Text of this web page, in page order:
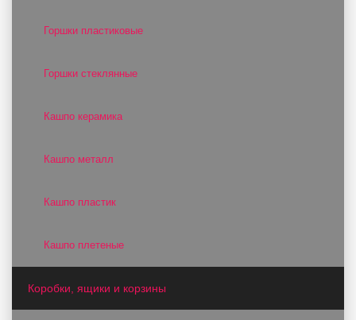
Горшки пластиковые
Горшки стеклянные
Кашпо керамика
Кашпо металл
Кашпо пластик
Кашпо плетеные
Коробки, ящики и корзины